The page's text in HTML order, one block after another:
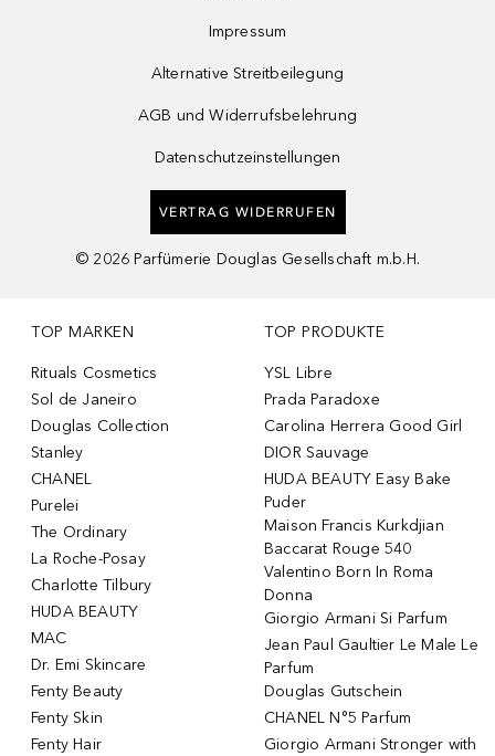
Impressum
Alternative Streitbeilegung
AGB und Widerrufsbelehrung
Datenschutzeinstellungen
VERTRAG WIDERRUFEN
© 2026 Parfümerie Douglas Gesellschaft m.b.H.
TOP MARKEN
Rituals Cosmetics
Sol de Janeiro
Douglas Collection
Stanley
CHANEL
Purelei
The Ordinary
La Roche-Posay
Charlotte Tilbury
HUDA BEAUTY
MAC
Dr. Emi Skincare
Fenty Beauty
Fenty Skin
Fenty Hair
TOP PRODUKTE
YSL Libre
Prada Paradoxe
Carolina Herrera Good Girl
DIOR Sauvage
HUDA BEAUTY Easy Bake
Puder
Maison Francis Kurkdjian
Baccarat Rouge 540
Valentino Born In Roma
Donna
Giorgio Armani Si Parfum
Jean Paul Gaultier Le Male Le
Parfum
Douglas Gutschein
CHANEL N°5 Parfum
Giorgio Armani Stronger with